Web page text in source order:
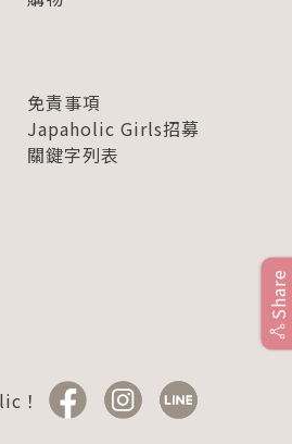
Share
免責事項
Japaholic Girls招募
關鍵字列表
！